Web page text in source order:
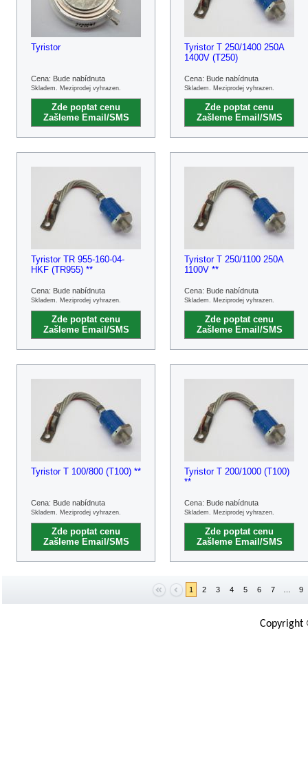
Tyristor
Cena: Bude nabídnuta
Skladem. Meziprodej vyhrazen.
Zde poptat cenu
Zašleme Email/SMS
Tyristor T 250/1400 250A
1400V (T250)
Cena: Bude nabídnuta
Skladem. Meziprodej vyhrazen.
Zde poptat cenu
Zašleme Email/SMS
Tyristor TR 955-160-04-
HKF (TR955) **
Cena: Bude nabídnuta
Skladem. Meziprodej vyhrazen.
Zde poptat cenu
Zašleme Email/SMS
Tyristor T 250/1100 250A
1100V **
Cena: Bude nabídnuta
Skladem. Meziprodej vyhrazen.
Zde poptat cenu
Zašleme Email/SMS
Tyristor T 100/800 (T100) **
Cena: Bude nabídnuta
Skladem. Meziprodej vyhrazen.
Zde poptat cenu
Zašleme Email/SMS
Tyristor T 200/1000 (T100)
**
Cena: Bude nabídnuta
Skladem. Meziprodej vyhrazen.
Zde poptat cenu
Zašleme Email/SMS
1 2 3 4 5 6 7 9
Copyright